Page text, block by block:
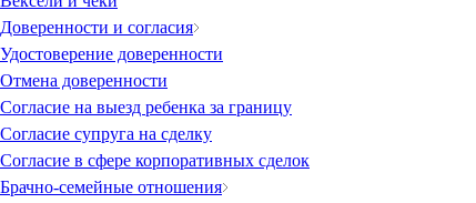
Доверенности и согласия
Удостоверение доверенности
Отмена доверенности
Согласие на выезд ребенка за границу
Согласие супруга на сделку
Согласие в сфере корпоративных сделок
Брачно-семейные отношения